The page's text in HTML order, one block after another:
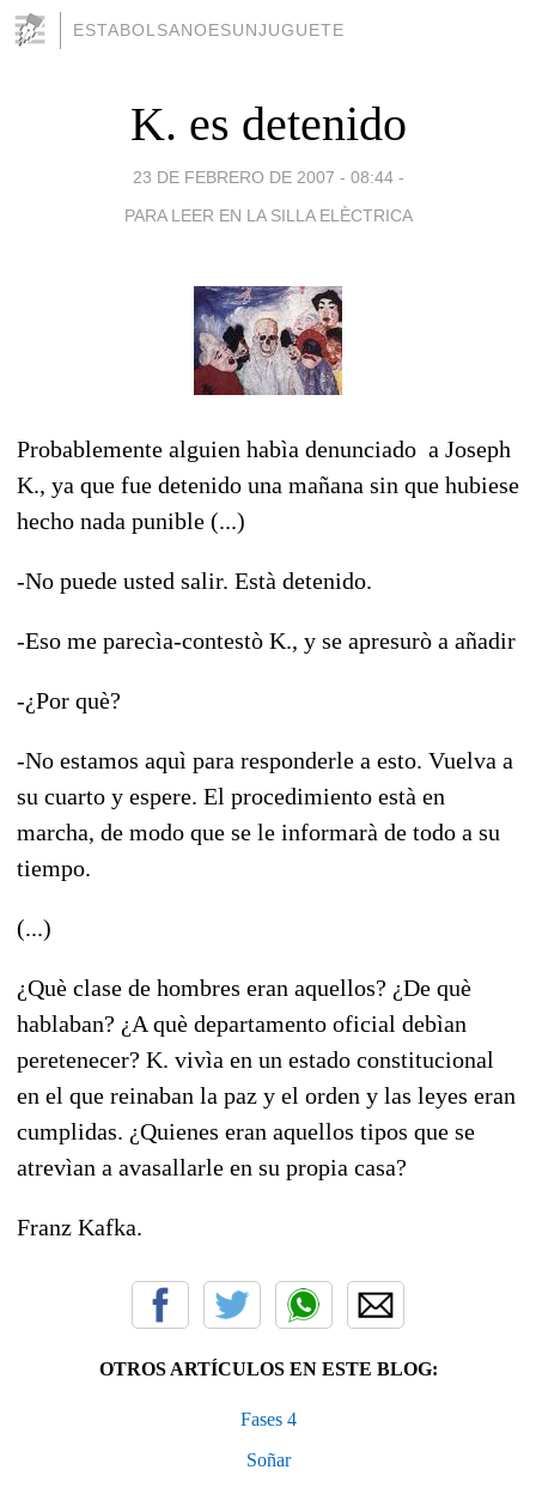
ESTABOLSANOESUNJUGUETE
K. es detenido
23 DE FEBRERO DE 2007 - 08:44 -
PARA LEER EN LA SILLA ELÈCTRICA
Probablemente alguien habìa denunciado a Joseph
K., ya que fue detenido una mañana sin que hubiese
hecho nada punible (...)
-No puede usted salir. Està detenido.
-Eso me parecìa-contestò K., y se apresurò a añadir
-¿Por què?
-No estamos aquì para responderle a esto. Vuelva a
su cuarto y espere. El procedimiento està en
marcha, de modo que se le informarà de todo a su
tiempo.
(...)
¿Què clase de hombres eran aquellos? ¿De què
hablaban? ¿A què departamento oficial debìan
peretenecer? K. vivìa en un estado constitucional
en el que reinaban la paz y el orden y las leyes eran
cumplidas. ¿Quienes eran aquellos tipos que se
atrevìan a avasallarle en su propia casa?
Franz Kafka.
OTROS ARTÍCULOS EN ESTE BLOG:
Fases 4
Soñar